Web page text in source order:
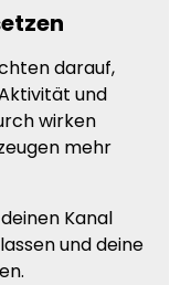
darauf,
und
wirken
mehr
Kanal
und deine